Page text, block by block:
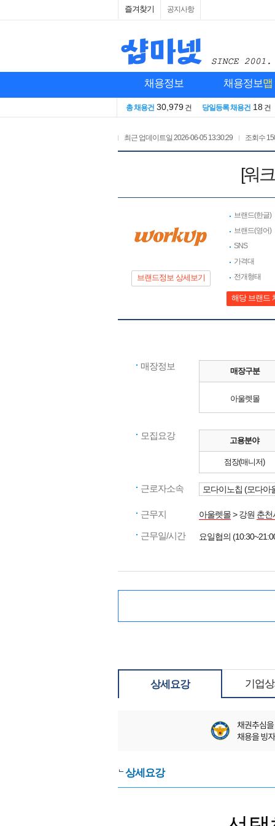
즐겨찾기 공지사항
채용정보 채용정보맵
총 채용건 30,979 건 당일등록 채용건 18 건
최근 업데이트일 2026-06-05 13:30:29 조회수
[워
브랜드정보 상세보기
브랜드(한글)
브랜드(영어)
SNS
가격대
전개형태
해당 브랜드
매장정보 매장구분
아울렛몰
모집요강 고용분야
점장(매니저)
근로자소속 모다이노칩 (모다아
근무지 아울렛몰> 강원 춘천
근무일/시간 요일협의
상세요강 기업
상세요강